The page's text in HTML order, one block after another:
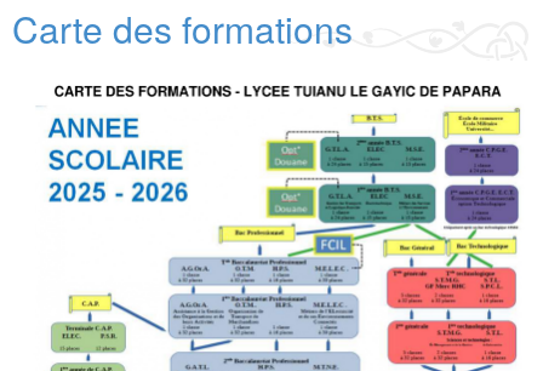
Carte des formations